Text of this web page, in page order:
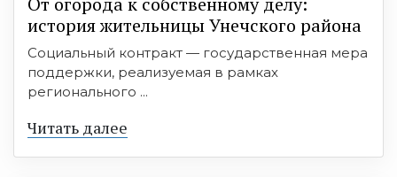
история жительницы Унечского района
Социальный контракт — государственная мера
поддержки, реализуемая в рамках
регионального ...
Читать далее